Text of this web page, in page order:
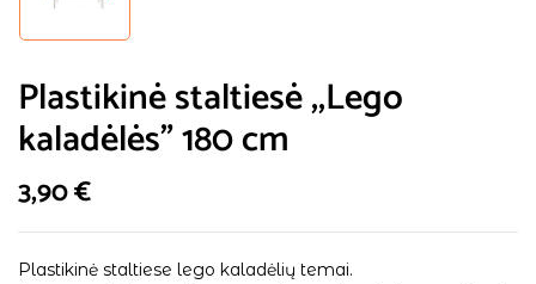
Plastikinė staltiesė ,,Lego
kaladėlės” 180 cm
3,90€
Plastikinė staltiese lego kaladėlių temai.